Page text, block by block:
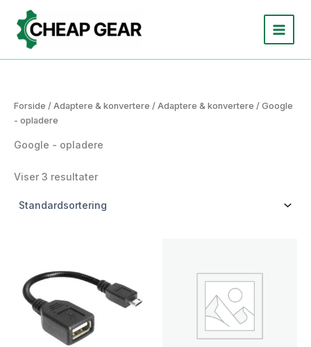
indholdet
Forside / Adaptere & konvertere / Adaptere & konvertere / Google
- opladere
Google - opladere
Viser 3 resultater